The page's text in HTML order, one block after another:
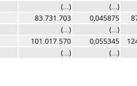
(...) (...)
83.731.703 0,045875
(...) (...)
101.017.570 0,055345
(...) (...)